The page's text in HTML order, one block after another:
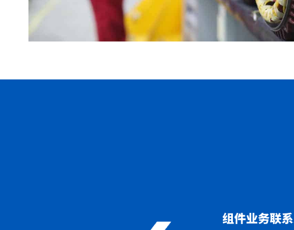
组件业务联